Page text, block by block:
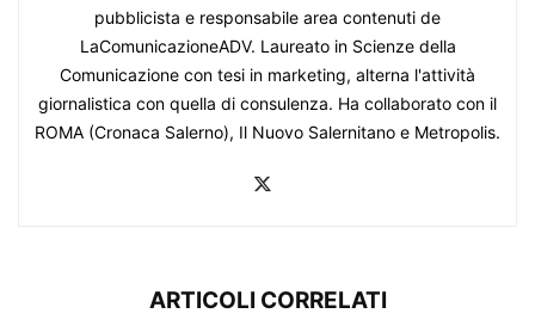
pubblicista e responsabile area contenuti de
LaComunicazioneADV. Laureato in Scienze della
Comunicazione con tesi in marketing, alterna l'attività
giornalistica con quella di consulenza. Ha collaborato con il
ROMA (Cronaca Salerno), Il Nuovo Salernitano e Metropolis.
ARTICOLI CORRELATI